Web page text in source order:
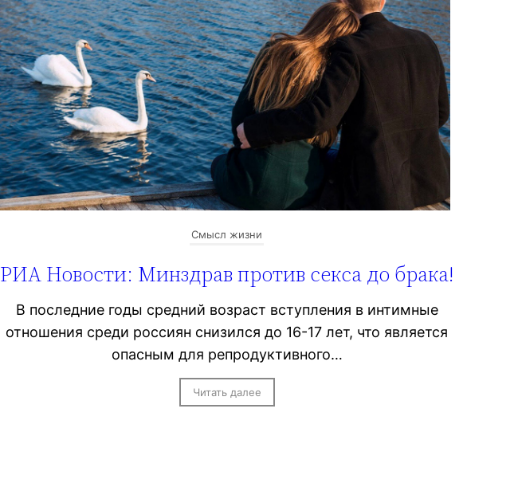
Смысл жизни
РИА Новости: Минздрав против секса до брака!
В последние годы средний возраст вступления в интимные
отношения среди россиян снизился до 16-17 лет, что является
опасным для репродуктивного…
Читать далее